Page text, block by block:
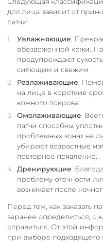
для лица зависит от
патчи:
Увлажняющие.
обезвоженной кожи.
предупреждают
сияющим и свежим.
Разлаживающие.
на лице в короткие
кожного покрова.
Омолаживающие.
патчи способны
проблемных зонах на
убирают возрастные
повторное появление.
Дренирующие.
проблему отечности
возникает после
Перед тем, как заказать
заранее определиться,
справиться. От этой
при выборе подходящего